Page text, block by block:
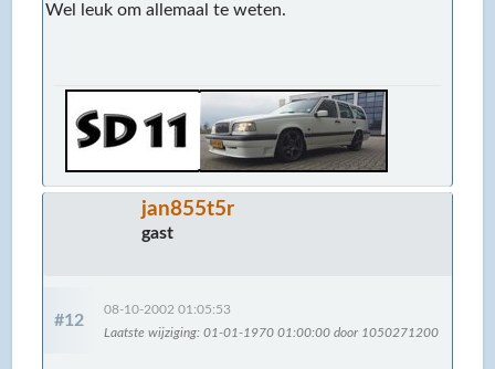
Wel leuk om allemaal te weten.
jan855t5r
gast
#12
08-10-2002 01:05:53
Laatste wijziging: 01-01-1970 01:00:00 door 1050271200